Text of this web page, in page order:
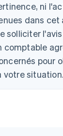
ni
dans cet
solliciter
comptable
pour
votre situation.